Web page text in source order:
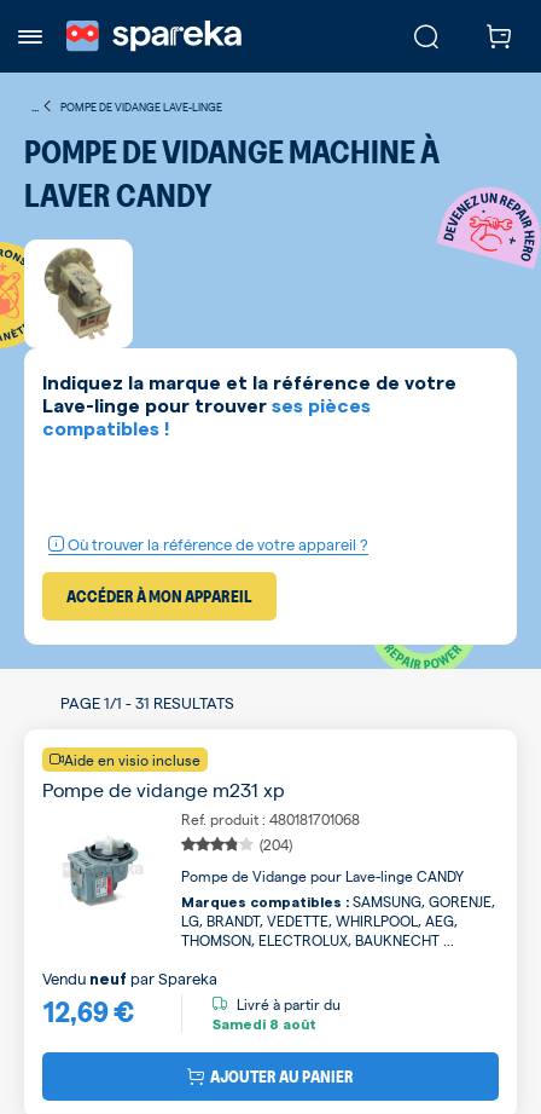
POMPE DE VIDANGE LAVE-LINGE
POMPE DE VIDANGE MACHINE À
LAVER CANDY
Indiquez la marque et la référence de votre
Lave-linge pour trouver ses pièces
compatibles !
Où trouver la référence de votre appareil ?
ACCÉDER À MON APPAREIL
PAGE1/1 -31 RESULTATS
Aide en visio incluse
Pompe de vidange m231 xp
Ref. produit : 480181701068
(204)
Pompe de Vidange pour Lave-linge CANDY
Marques compatibles : SAMSUNG, GORENJE,
LG, BRANDT, VEDETTE, WHIRLPOOL, AEG,
THOMSON, ELECTROLUX, BAUKNECHT ...
12,69 €
Vendu neuf parSpareka
Livré à partir du
Samedi 8 août
AJOUTER AU PANIER